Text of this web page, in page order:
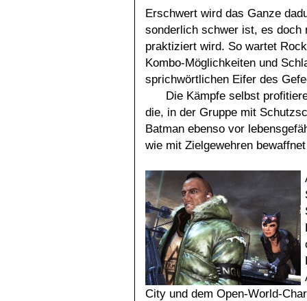
Erschwert wird das Ganze
sonderlich schwer ist, es
praktiziert wird. So wartet
Kombo-Möglichkeiten und
sprichwörtlichen Eifer des
Die Kämpfe selbst
die, in der Gruppe mit
Batman ebenso vor
wie mit Zielgewehren
City und dem Open-World-